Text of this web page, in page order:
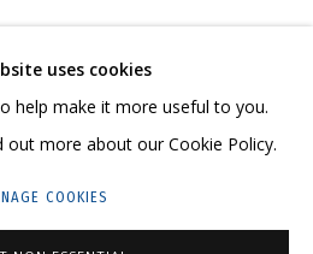
uses cookies
help make it more useful to you.
out more about our Cookie Policy.
COOKIES